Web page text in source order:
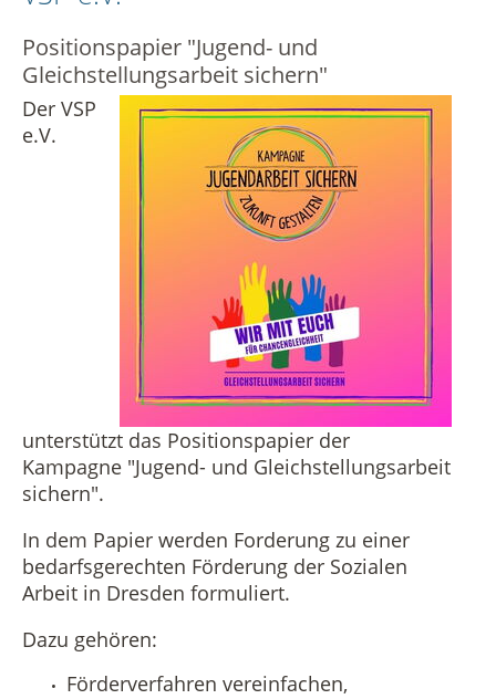
Positionspapier "Jugend- und
Gleichstellungsarbeit sichern"
Der VSP
e.V.
unterstützt das Positionspapier der
Kampagne "Jugend- und Gleichstellungsarbeit
sichern".
In dem Papier werden Forderung zu einer
bedarfsgerechten Förderung der Sozialen
Arbeit in Dresden formuliert.
Dazu gehören:
Förderverfahren vereinfachen,